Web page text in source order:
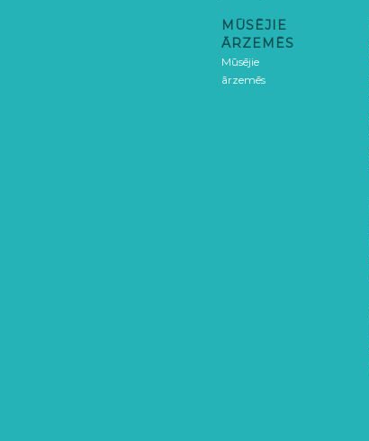
MŪSĒJIE
ĀRZEMĒS
Mūsējie
ārzemēs